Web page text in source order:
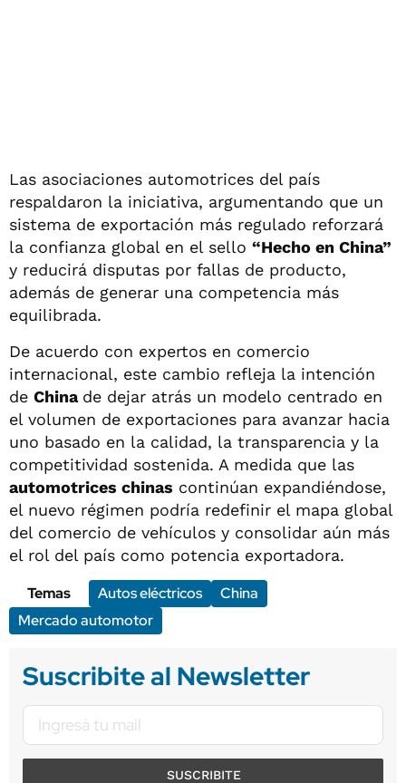
Las asociaciones automotrices del país
respaldaron la iniciativa, argumentando que un
sistema de exportación más regulado reforzará
la confianza global en el sello “Hecho en China”
y reducirá disputas por fallas de producto,
además de generar una competencia más
equilibrada.
De acuerdo con expertos en comercio
internacional, este cambio refleja la intención
de China de dejar atrás un modelo centrado en
el volumen de exportaciones para avanzar hacia
uno basado en la calidad, la transparencia y la
competitividad sostenida. A medida que las
automotrices chinas continúan expandiéndose,
el nuevo régimen podría redefinir el mapa global
del comercio de vehículos y consolidar aún más
el rol del país como potencia exportadora.
Temas
Autos eléctricos
China
Mercado automotor
Suscribite al Newsletter
SUSCRIBITE